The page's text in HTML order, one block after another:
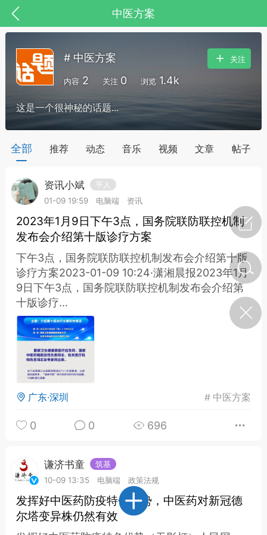
中医方案
夏中医人：家门口的中医人！
节气气象
·特急预警】关
节返乡期间“闪
急提示
0
0
谷气行、营卫通：内经视角
下的脾胃调养要义
谦济书童
# 中医方案
内容 2 关注 0 浏览 1.4k
关注
这是一个很神秘的话题...
全部 推荐 动态 音乐 视频 文章 帖子
资讯小斌
平人
01-09 19:59
电脑端 资讯
2023年1月9日下午3点，国务院联防联控机制
发布会介绍第十版诊疗方案
下午3点，国务院联防联控机制发布会介绍第十版
诊疗方案2023-01-09 10:24·潇湘晨报2023年1月
9日下午3点，国务院联防联控机制发布会介绍第
十版诊疗...
广东·深圳 # 中医方案
0 0 696
谦济书童
筑基
10-09 13:35
电脑端 政策法规
发挥好中医药防疫特色优势，中医药对新冠德
尔塔变异株仍然有效